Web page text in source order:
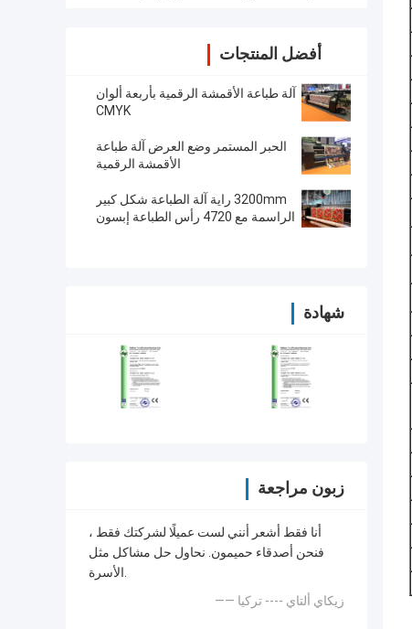
أفضل المنتجات
آلة طباعة الأقمشة الرقمية بأربعة ألوان
CMYK
الحبر المستمر وضع العرض آلة طباعة
الأقمشة الرقمية
3200mm راية آلة الطباعة شكل كبير
الراسمة مع 4720 رأس الطباعة إبسون
شهادة
زبون مراجعة
أنا فقط أشعر أنني لست عميلًا لشركتك فقط ،
فنحن أصدقاء حميمون. نحاول حل مشاكل مثل
الأسرة.
—— زيكاي ألتاي ---- تركيا